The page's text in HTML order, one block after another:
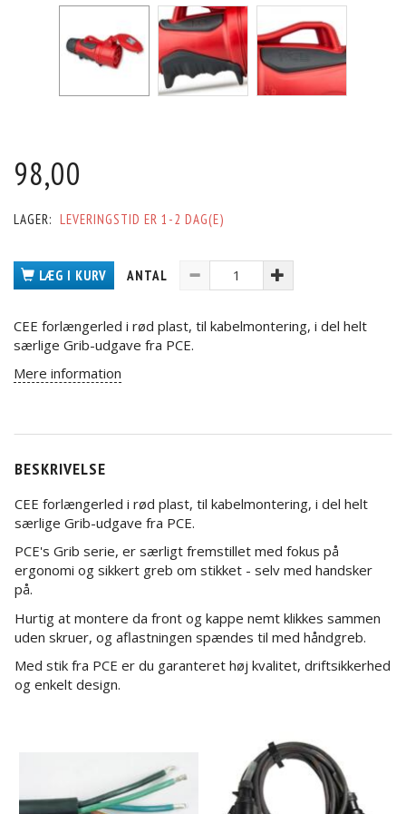
98,00
LAGER: LEVERINGSTID ER 1-2 DAG(E)
LÆG I KURV ANTAL
CEE forlængerled i rød plast, til kabelmontering, i del helt
særlige Grib-udgave fra PCE.
Mere information
BESKRIVELSE
CEE forlængerled i rød plast, til kabelmontering, i del helt
særlige Grib-udgave fra PCE.
PCE's Grib serie, er særligt fremstillet med fokus på
ergonomi og sikkert greb om stikket - selv med handsker
på.
Hurtig at montere da front og kappe nemt klikkes sammen
uden skruer, og aflastningen spændes til med håndgreb.
Med stik fra PCE er du garanteret høj kvalitet, driftsikkerhed
og enkelt design.